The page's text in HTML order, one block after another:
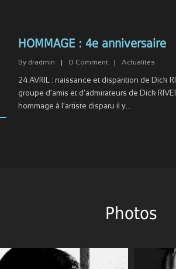
HOMMAGE : 4e anniversaire
By dradmin 0 Comment Actualités
24 AVRIL : naissance et disparition de Dick
groupe d’amis et d’admirateurs de Dick
hommage à l’artiste disparu il y...
Photos